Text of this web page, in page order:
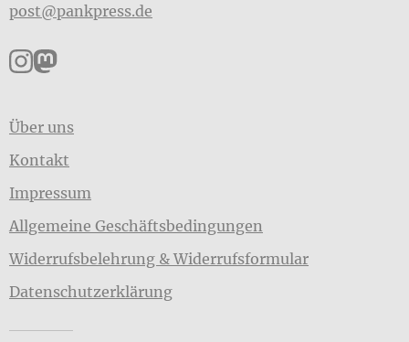
post@pankpress.de
Pankpress auf Instagram
Pankpress auf Mastodon
Über uns
Kontakt
Impressum
Allgemeine Geschäftsbedingungen
Widerrufsbelehrung & Widerrufsformular
Datenschutzerklärung